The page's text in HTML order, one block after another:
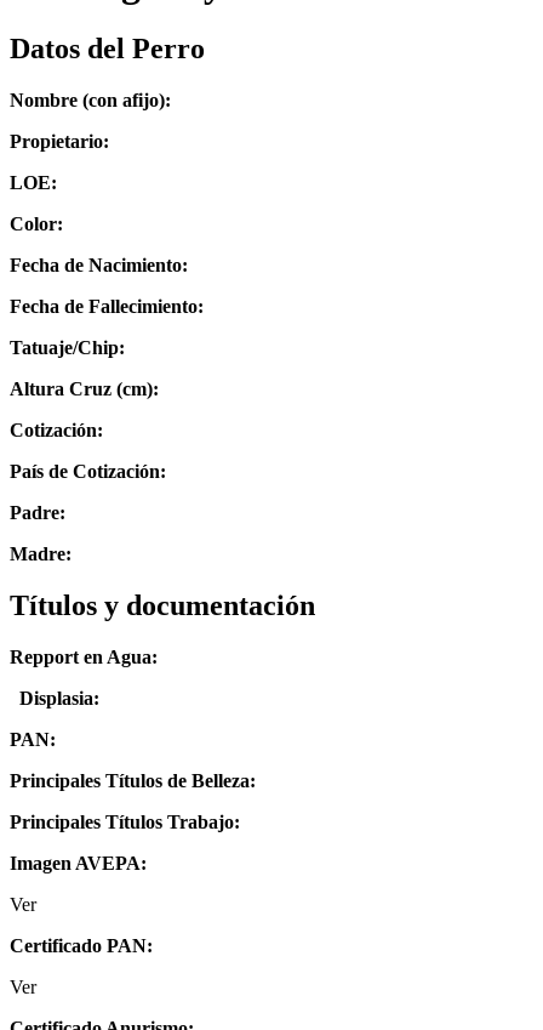
Datos del Perro
Nombre (con afijo):
Propietario:
LOE:
Color:
Fecha de Nacimiento:
Fecha de Fallecimiento:
Tatuaje/Chip:
Altura Cruz (cm):
Cotización:
País de Cotización:
Padre:
Madre:
Títulos y documentación
Repport en Agua:
Displasia:
PAN:
Principales Títulos de Belleza:
Principales Títulos Trabajo:
Imagen AVEPA:
Ver
Certificado PAN:
Ver